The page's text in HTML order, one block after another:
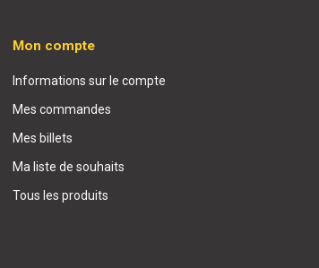
Mon compte
Informations sur le compte
Mes commandes
Mes billets
Ma liste de souhaits
Tous les produits